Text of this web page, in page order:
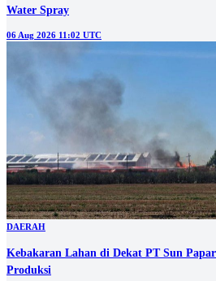
Water Spray
06 Aug 2026 11:02 UTC
DAERAH
Kebakaran Lahan di Dekat PT Sun
Produksi